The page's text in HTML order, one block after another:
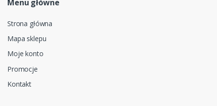
Menu główne
Strona główna
Mapa sklepu
Moje konto
Promocje
Kontakt